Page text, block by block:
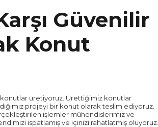
Güvenilir
Konut
konutlar üretiyoruz. Ürettiğimiz konutlar
projeyi bir konut olarak teslim ediyoruz.
işlemler mühendislerimiz ve
ispatlamış ve içinizi rahatlatmış oluyoruz.